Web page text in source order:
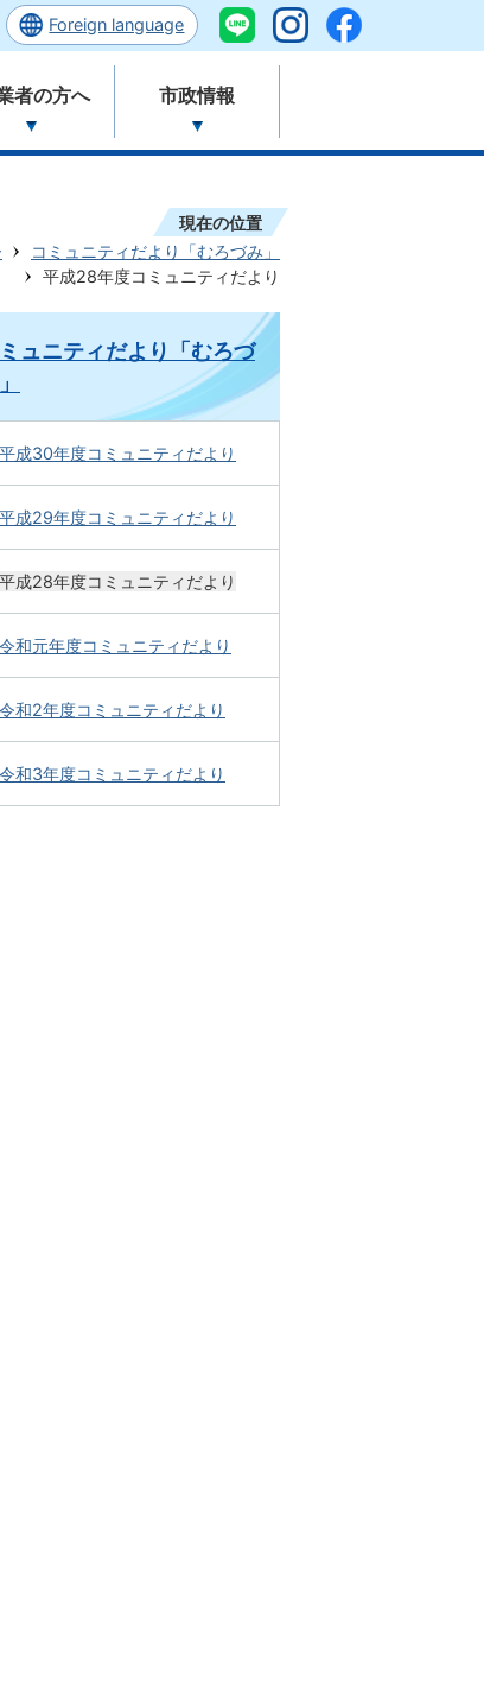
Foreign language
者の方へ 市政情報
現在の位置
コミュニティだより「むろづみ」
平成28年度コミュニティだより
ュニティだより「むろづ
平成30年度コミュニティだより
平成29年度コミュニティだより
平成28年度コミュニティだより
令和元年度コミュニティだより
令和2年度コミュニティだより
令和3年度コミュニティだより